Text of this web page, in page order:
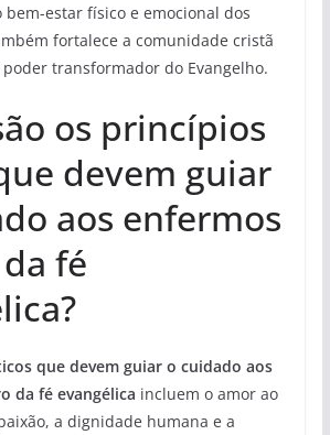
estar físico e emocional dos
fortalece a comunidade cristã
transformador do Evangelho.
os princípios
devem guiar
aos enfermos
fé
que devem guiar o cuidado aos
da fé evangélica incluem o amor ao
a dignidade humana e a